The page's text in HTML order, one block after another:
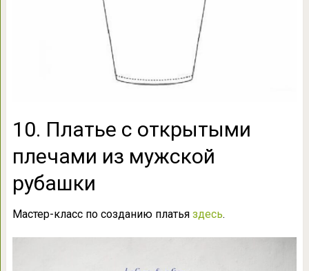
10. Платье с открытыми
плечами из мужской
рубашки
Мастер-класс по созданию платья здесь.